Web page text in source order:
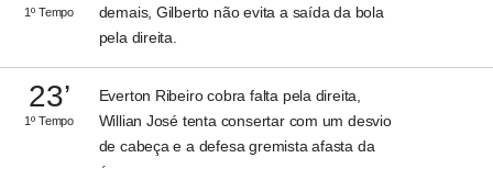
1º Tempo
demais, Gilberto não evita a saída da bola
pela direita.
23’
1º Tempo
Everton Ribeiro cobra falta pela direita,
Willian José tenta consertar com um desvio
de cabeça e a defesa gremista afasta da